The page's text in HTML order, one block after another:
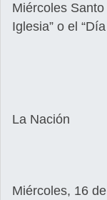
Miércoles
Iglesia” o el
La Nación
Miércoles, 16